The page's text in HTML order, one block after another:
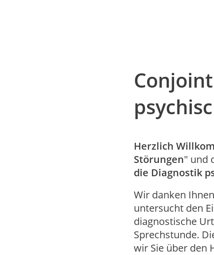
Herzlich
Störungen" und
die Diagnostik
Wir danken
untersucht den
diagnostische
Sprechstunde.
wir Sie über den